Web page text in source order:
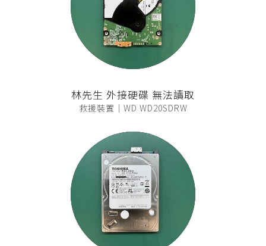
林先生 外接硬碟 無法讀取
救援裝置｜WD WD20SDRW